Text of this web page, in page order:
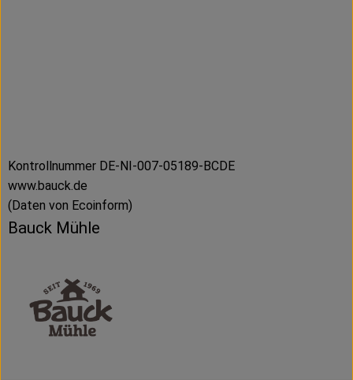
Kontrollnummer DE-NI-007-05189-BCDE
www.bauck.de
(Daten von Ecoinform)
Bauck Mühle